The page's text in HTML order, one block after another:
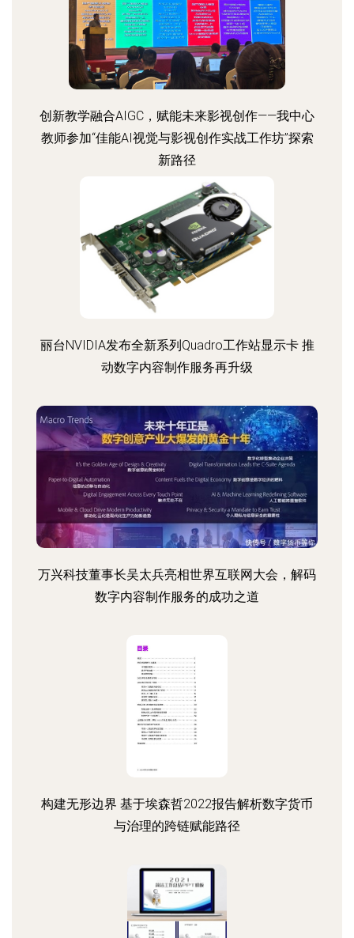
创新教学融合AIGC，赋能未来影视创作——我中心
教师参加“佳能AI视觉与影视创作实战工作坊”探索
新路径
丽台NVIDIA发布全新系列Quadro工作站显示卡 推
动数字内容制作服务再升级
万兴科技董事长吴太兵亮相世界互联网大会，解码
数字内容制作服务的成功之道
构建无形边界 基于埃森哲2022报告解析数字货币
与治理的跨链赋能路径